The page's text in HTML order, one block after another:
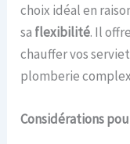
choix idéal en
sa flexibilité. Il
chauffer vos
plomberie
Considérations